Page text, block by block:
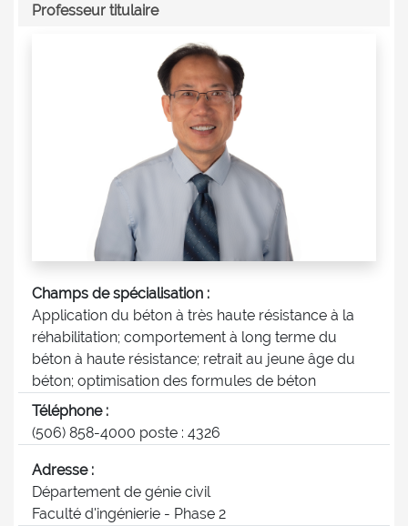
Professeur titulaire
Champs de spécialisation :
Application du béton à très haute résistance à la
réhabilitation; comportement à long terme du
béton à haute résistance; retrait au jeune âge du
béton; optimisation des formules de béton
Téléphone :
(506) 858-4000 poste : 4326
Adresse :
Département de génie civil
Faculté d'ingénierie - Phase 2